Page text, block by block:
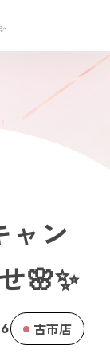
ャン
🌸✨
古市店